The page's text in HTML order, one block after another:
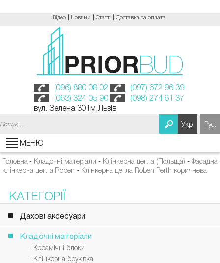
Відео Новини Статті Доставка та оплата
(096) 880 08 02
(097) 672 96 39
(063) 324 05 90
(098) 274 61 37
вул. Зелена 301м.Львів
Укр. Рус.
МЕНЮ
Головна - Кладочні матеріали - Клінкерна цегла (Польща) - Фасадна
клінкерна цегла Roben - Клінкерна цегла Roben Perth коричнева
КАТЕГОРІЇ
Дахові аксесуари
Кладочні матеріали
- Керамічні блоки
- Клінкерна бруківка